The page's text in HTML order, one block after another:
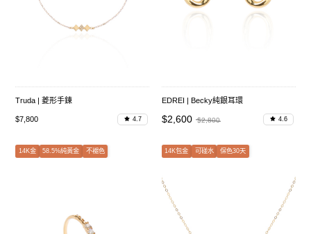
Truda | 菱形手鍊
$7,800 4.7
EDREI | Becky純銀耳環
$2,600 $2,800 4.6
14K金 58.5%純黃金 不褪色 14K包金 可碰水 保色30天